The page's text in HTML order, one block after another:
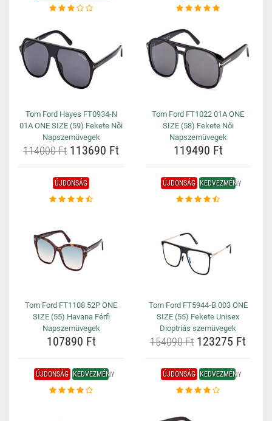
Tom Ford Hayes FT0934-N
01A ONE SIZE (59) Fekete Női
Napszemüvegek
114000 Ft 113690 Ft
Tom Ford FT1022 01A ONE
SIZE (58) Fekete Női
Napszemüvegek
119490 Ft
ÚJDONSÁG
Tom Ford FT1108 52P ONE
SIZE (55) Havana Férfi
Napszemüvegek
107890 Ft
ÚJDONSÁG KEDVEZMÉNY
Tom Ford FT5944-B 003 ONE
SIZE (55) Fekete Unisex
Dioptriás szemüvegek
154090 Ft 123275 Ft
ÚJDONSÁG KEDVEZMÉNY ÚJDONSÁG KEDVEZMÉNY